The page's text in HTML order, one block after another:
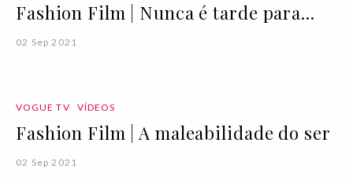
Fashion Film | Nunca é tarde para...
02 Sep 2021
VOGUE TV VÍDEOS
Fashion Film | A maleabilidade do ser
02 Sep 2021